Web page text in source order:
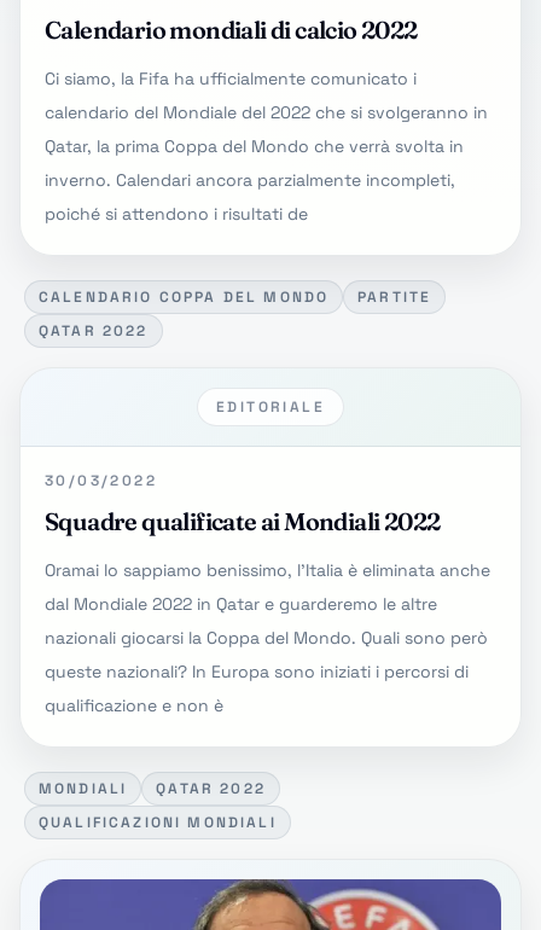
Calendario mondiali di calcio 2022
Ci siamo, la Fifa ha ufficialmente comunicato i
calendario del Mondiale del 2022 che si svolgeranno in
Qatar, la prima Coppa del Mondo che verrà svolta in
inverno. Calendari ancora parzialmente incompleti,
poiché si attendono i risultati de
CALENDARIO COPPA DEL MONDO
PARTITE
QATAR 2022
EDITORIALE
30/03/2022
Squadre qualificate ai Mondiali 2022
Oramai lo sappiamo benissimo, l'Italia è eliminata anche
dal Mondiale 2022 in Qatar e guarderemo le altre
nazionali giocarsi la Coppa del Mondo. Quali sono però
queste nazionali? In Europa sono iniziati i percorsi di
qualificazione e non è
MONDIALI
QATAR 2022
QUALIFICAZIONI MONDIALI